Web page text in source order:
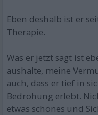
Eben deshalb ist er
Therapie.
Was er jetzt sagt ist
aushalte, meine
auch, dass er tief in
Bedrohung erlebt.
etwas schönes und